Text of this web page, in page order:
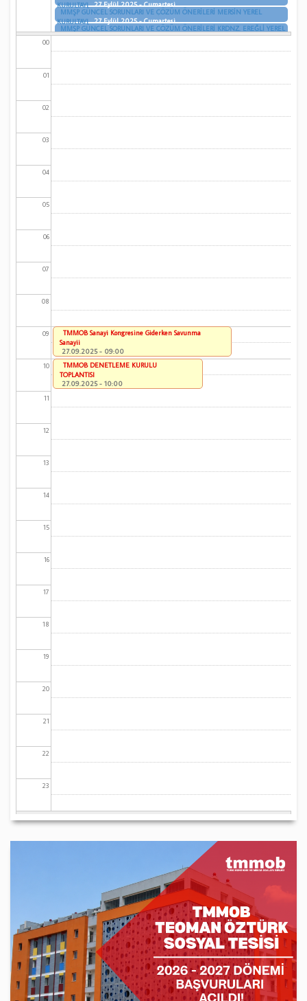
KURULTAYI
27 Eylül 2025 - Cumartesi
MMŞP GÜNCEL SORUNLARI VE ÇÖZÜM ÖNERİLERİ MERSİN YEREL
KURULTAYI
27 Eylül 2025 - Cumartesi
MMŞP GÜNCEL SORUNLARI VE ÇÖZÜM ÖNERİLERİ KRDNZ. EREĞLİ YEREL
KURULTAYI
27 Eylül 2025 - Cumartesi
00
01
02
03
04
05
06
07
08
09
10
11
12
13
14
15
16
17
18
19
20
21
22
23
TMMOB Sanayi Kongresine Giderken Savunma
Sanayii
27.09.2025 - 09:00
TMMOB DENETLEME KURULU
TOPLANTISI
27.09.2025 - 10:00